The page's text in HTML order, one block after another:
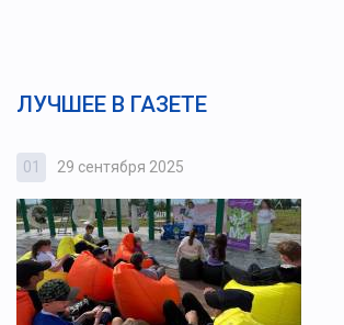
ЛУЧШЕЕ В ГАЗЕТЕ
01 29 сентября 2025